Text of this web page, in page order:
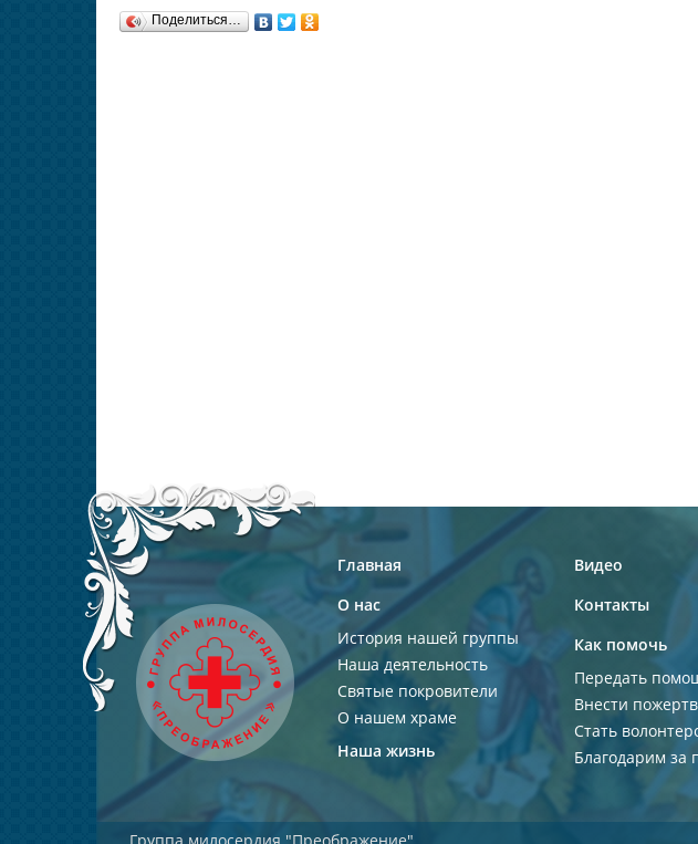
Поделиться…
Главная
О нас
История нашей группы
Наша деятельность
Святые покровители
О нашем храме
Наша жизнь
Видео
Контакты
Как помочь
Передать
Внести
Стать
Благодарим за